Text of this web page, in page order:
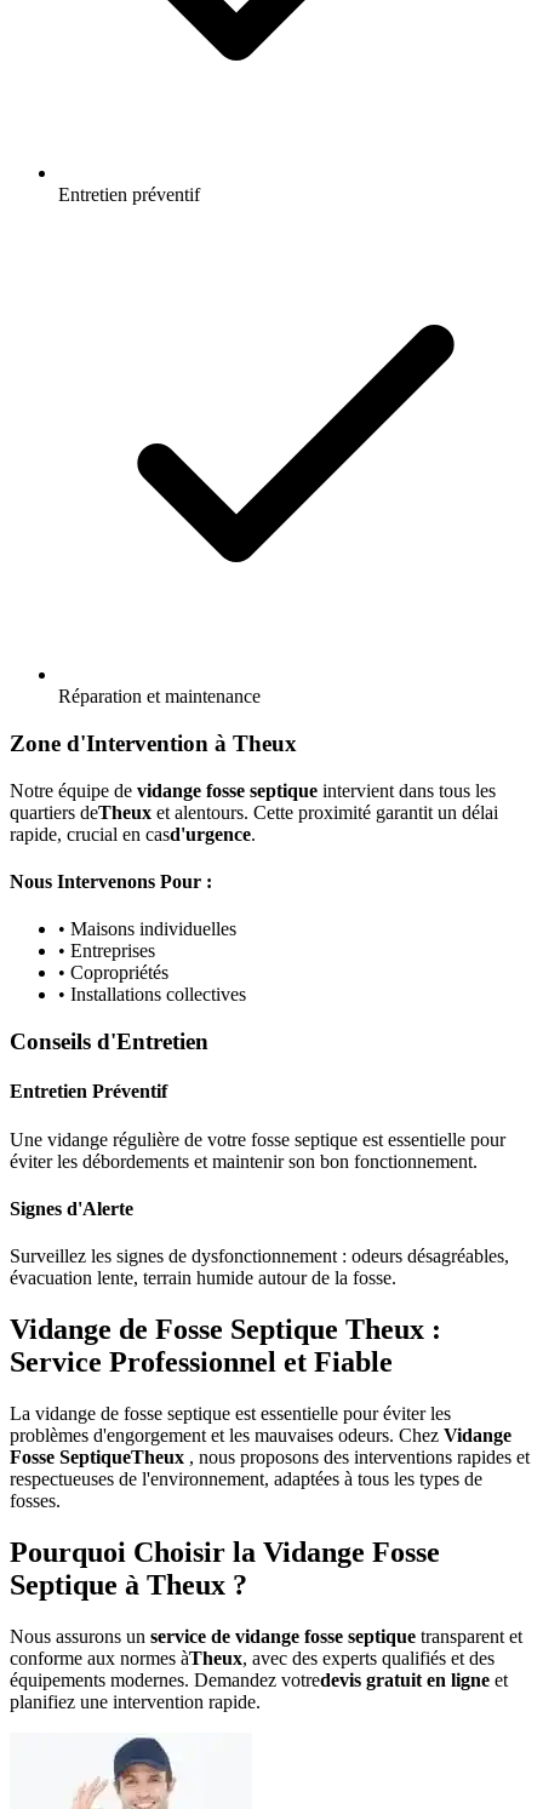
Entretien préventif
Réparation et maintenance
Zone d'Intervention à Theux
Notre équipe de vidange fosse septique intervient dans tous les
quartiers deTheux et alentours. Cette proximité garantit un délai
rapide, crucial en casd'urgence.
Nous Intervenons Pour :
• Maisons individuelles
• Entreprises
• Copropriétés
• Installations collectives
Conseils d'Entretien
Entretien Préventif
Une vidange régulière de votre fosse septique est essentielle pour
éviter les débordements et maintenir son bon fonctionnement.
Signes d'Alerte
Surveillez les signes de dysfonctionnement : odeurs désagréables,
évacuation lente, terrain humide autour de la fosse.
Vidange de Fosse Septique Theux :
Service Professionnel et Fiable
La vidange de fosse septique est essentielle pour éviter les
problèmes d'engorgement et les mauvaises odeurs. Chez Vidange
Fosse SeptiqueTheux , nous proposons des interventions rapides et
respectueuses de l'environnement, adaptées à tous les types de
fosses.
Pourquoi Choisir la Vidange Fosse
Septique à Theux ?
Nous assurons un service de vidange fosse septique transparent et
conforme aux normes àTheux, avec des experts qualifiés et des
équipements modernes. Demandez votredevis gratuit en ligne et
planifiez une intervention rapide.